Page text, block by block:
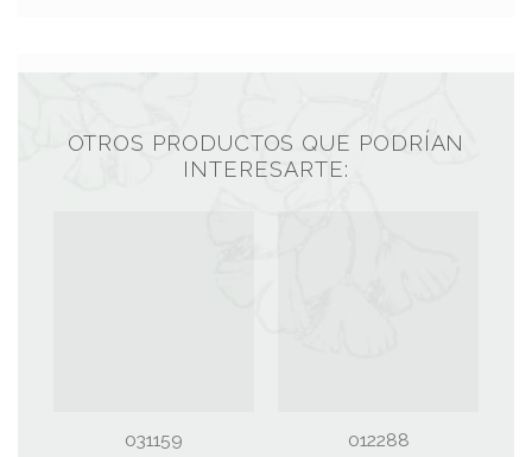
OTROS PRODUCTOS QUE PODRÍAN
INTERESARTE:
031159
012288